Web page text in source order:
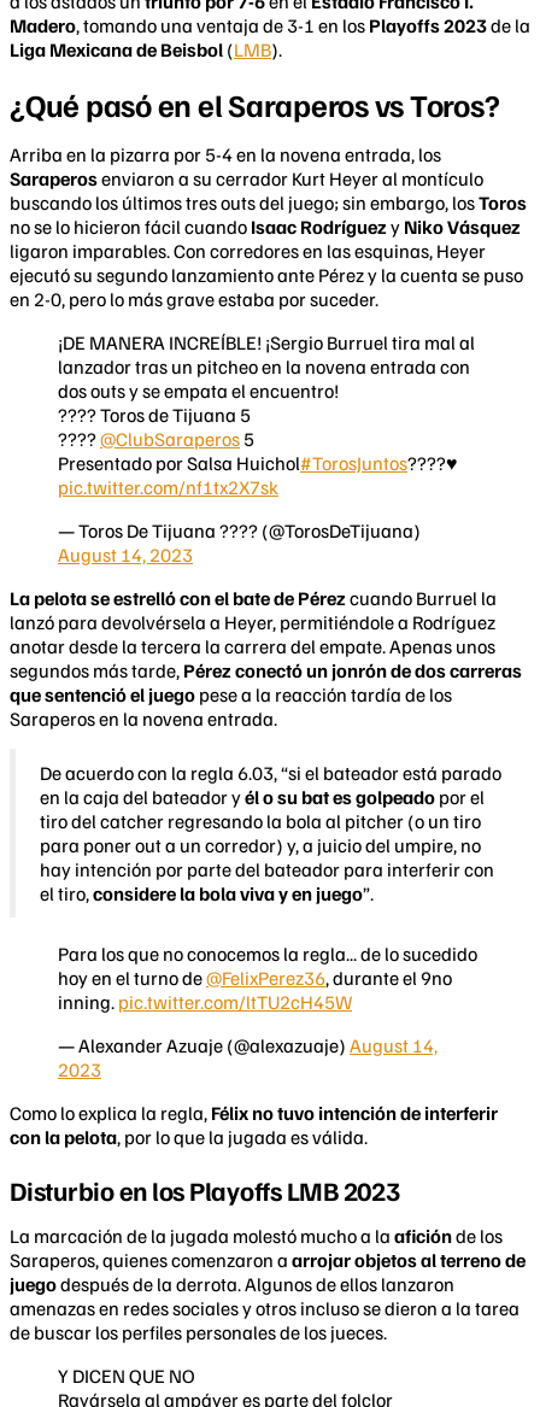
Madero, tomando una ventaja de 3-1 en los Playoffs 2023de la
Liga Mexicana de Beisbol (LMB).
¿Qué pasó en el Saraperos vs Toros?
Arriba en la pizarra por 5-4 en la novena entrada, los
Saraperosenviaron a su cerrador Kurt Heyer al montículo
buscando los últimos tres outs del juego; sin embargo, losToros
no se lo hicieron fácil cuando Isaac Rodríguezy Niko Vásquez
ligaron imparables. Con corredores en las esquinas, Heyer
ejecutó su segundo lanzamiento ante Pérez y la cuenta se puso
en 2-0, pero lo más grave estaba por suceder.
¡DE MANERA INCREÍBLE! ¡Sergio Burruel tira mal al
lanzador tras un pitcheo en la novena entrada con
dos outs y se empata el encuentro!
???? Toros de Tijuana 5
????@ClubSaraperos 5
Presentado por Salsa Huichol#TorosJuntos????♥️
pic.twitter.com/nf1tx2X7sk
— Toros De Tijuana ???? (@TorosDeTijuana)
August 14, 2023
La pelota se estrelló con el bate de Pérezcuando Burruel la
lanzó para devolvérsela a Heyer, permitiéndole a Rodríguez
anotar desde la tercera la carrera del empate. Apenas unos
segundos más tarde, Pérez conectó un jonrón de dos carreras
que sentenció el juego pese a la reacción tardía de los
Saraperos en la novena entrada.
De acuerdo con la regla 6.03, “si el bateador está parado
en la caja del bateador yél o su bat es golpeado por el
tiro del catcher regresando la bola al pitcher (o un tiro
para poner out a un corredor) y, a juicio del umpire, no
hay intención por parte del bateador para interferir con
el tiro,considere la bola viva y en juego”.
Para los que no conocemos la regla... de lo sucedido
hoy en el turno de@FelixPerez36, durante el 9no
inning. pic.twitter.com/ltTU2cH45W
— Alexander Azuaje (@alexazuaje) August 14,
2023
Como lo explica la regla, Félix no tuvo intención de interferir
con la pelota, por lo que la jugada es válida.
Disturbio en los Playoffs LMB 2023
La marcación de la jugada molestó mucho a la aficiónde los
Saraperos, quienes comenzaron a arrojar objetos al terreno de
juegodespués de la derrota. Algunos de ellos lanzaron
amenazas en redes sociales y otros incluso se dieron a la tarea
de buscar los perfiles personales de los jueces.
Y DICEN QUE NO
Rayársela al ampáyer es parte del folclor